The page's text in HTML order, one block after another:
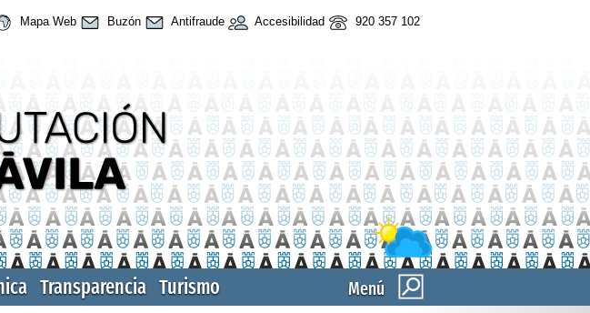
Mapa Web Buzón Antifraude Accesibilidad 920 357 102
Menú
Transparencia Turismo